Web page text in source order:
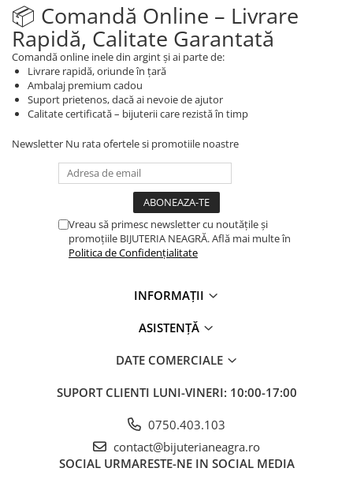
📦 Comandă Online – Livrare
Rapidă, Calitate Garantată
Comandă online inele din argint și ai parte de:
Livrare rapidă, oriunde în țară
Ambalaj premium cadou
Suport prietenos, dacă ai nevoie de ajutor
Calitate certificată – bijuterii care rezistă în timp
Newsletter Nu rata ofertele si promotiile noastre
Vreau să primesc newsletter cu noutățile și
promoțiile BIJUTERIA NEAGRĂ. Află mai multe în
Politica de Confidențialitate
INFORMAȚII
ASISTENȚĂ
DATE COMERCIALE
SUPORT CLIENTI LUNI-VINERI: 10:00-17:00
0750.403.103
contact@bijuterianeagra.ro
SOCIAL URMARESTE-NE IN SOCIAL MEDIA